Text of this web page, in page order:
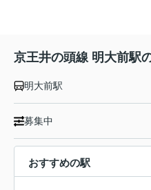
京王井の頭線 明大前駅
明大前駅
募集中
おすすめの駅